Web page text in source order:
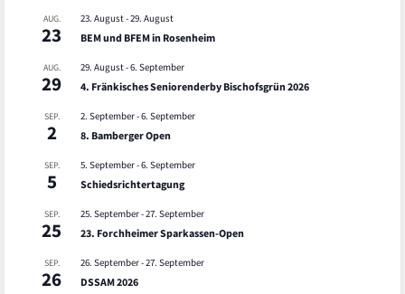
AUG.
23
23. August-29. August
BEM und BFEM in Rosenheim
AUG.
29
29. August-6. September
4. Fränkisches Seniorenderby Bischofsgrün 2026
SEP.
2
2. September-6. September
8. Bamberger Open
SEP.
5
5. September-6. September
Schiedsrichtertagung
SEP.
25
25. September-27. September
23. Forchheimer Sparkassen-Open
SEP.
26
26. September-27. September
DSSAM 2026